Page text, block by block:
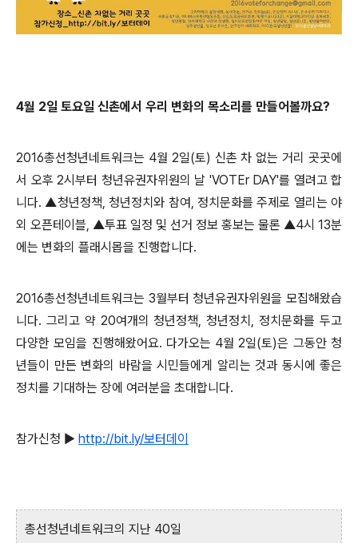
4월 2일 토요일 신촌에서 우리 변화의 목소리를 만들어볼까요?
2016총선청년네트워크는 4월 2일(토) 신촌 차 없는 거리 곳곳에
서 오후 2시부터 청년유권자위원의 날 'VOTEr DAY'를 열려고 합
니다. ▲청년정책, 청년정치와 참여, 정치문화를 주제로 열리는 야
외 오픈테이블, ▲투표 일정 및 선거 정보 홍보는 물론 ▲4시 13분
에는 변화의 플래시몹을 진행합니다.
2016총선청년네트워크는 3월부터 청년유권자위원을 모집해왔습
니다. 그리고 약 20여개의 청년정책, 청년정치, 정치문화를 두고
다양한 모임을 진행해왔어요. 다가오는 4월 2일(토)은 그동안 청
년들이 만든 변화의 바람을 시민들에게 알리는 것과 동시에 좋은
정치를 기대하는 장에 여러분을 초대합니다.
참가신청 ▶ http://bit.ly/보터데이
총선청년네트워크의 지난 40일